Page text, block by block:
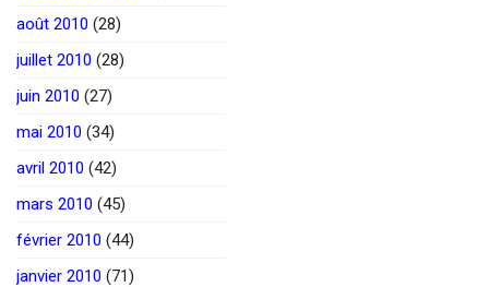
août 2010 (28)
juillet 2010 (28)
juin 2010 (27)
mai 2010 (34)
avril 2010 (42)
mars 2010 (45)
février 2010 (44)
janvier 2010 (71)